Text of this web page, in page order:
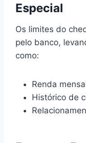
Especial
Os limites do
pelo banco,
como:
Renda
Histórico de